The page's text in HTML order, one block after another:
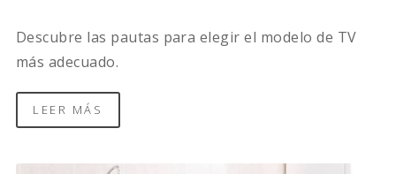
Descubre las pautas para elegir el modelo de TV
más adecuado.
LEER MÁS